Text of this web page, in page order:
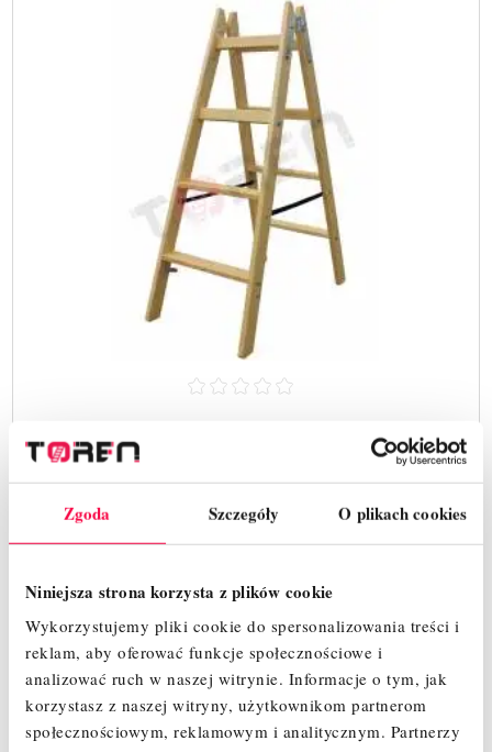
Zgoda Szczegóły O plikach cookies
Niniejsza strona korzysta z plików cookie
Wykorzystujemy pliki cookie do spersonalizowania treści i
reklam, aby oferować funkcje społecznościowe i
analizować ruch w naszej witrynie. Informacje o tym, jak
korzystasz z naszej witryny, użytkownikom partnerom
społecznościowym, reklamowym i analitycznym. Partnerzy
DRABINA DREWNIANA MALARSKA TOREN
Cena
278,00 zł
SZYBKI PODGLĄD